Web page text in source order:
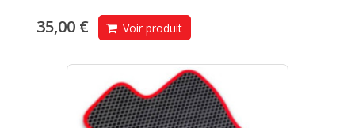
35,00 € Voir produit